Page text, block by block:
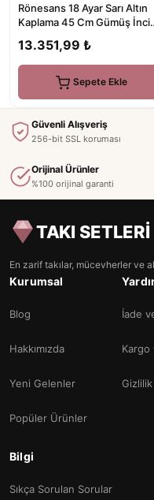
Rönesans 18 Ayar Sarı Altın
Kaplama 45 Cm Gümüş İnci
13.351,99 ₺
Sepete Ekle
Güvenli Alışveriş
256-bit SSL koruması
Orijinal Ürünler
%100 orijinal garanti
TAKI SETLERİ
En zarif takılar, mücevherler ve
Kurumsal
Blog
Hakkımızda
Yeni Gelenler
Popüler Ürünler
İade
Kargo
Gizlilik
Bilgi
Sıkça Sorulan Sorular